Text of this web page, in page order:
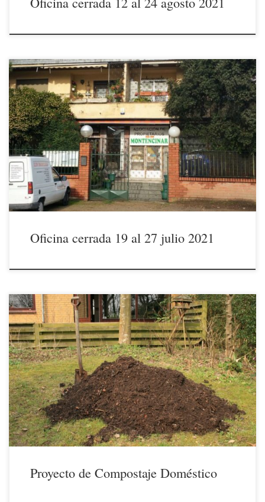
Comunicamos a nuestros socios que la oficina de la Asociación
permanecerá cerrada durante las fechas indicadas, por vacaciones de la
administrativo.Para cualquier consulta rogamos se pongan en contacto
mediante correo electrónico (info@montencinarescorial.com) y les
atenderemos a la mayor brevedad posible. La JUNTA DIRECTIVA
Oficina cerrada 19 al 27 julio 2021
17/04/2021 El Ayuntamiento de El Escorial, a través de su Concejalía
de Medio Ambiente y con el objeto de impulsar el compromiso
ambiental de nuestra comunidad al que nos unimos, va a poner en
marcha su primer proyecto de Compostaje Doméstico y Comunitario,
dirigido por el momento a 100 viviendas […]
Proyecto de Compostaje Doméstico